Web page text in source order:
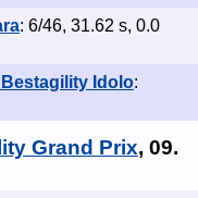
: 6/46, 31.62 s, 0.0
Idolo:
Grand Prix, 09.